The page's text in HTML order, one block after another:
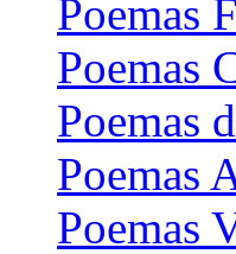
Poemas
Poemas
Poemas
Poemas
Poemas